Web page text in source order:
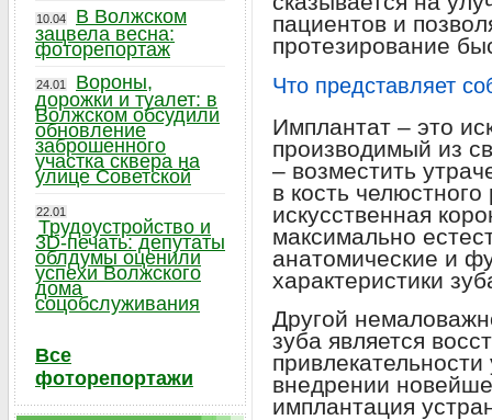
пациентов и
протезирование
Что представляет
Имплантат – это
производимый из
– возместить
в кость
искусственная
максимально
анатомические и
характеристики
Другой
зуба является
внедрении
имплантация
10.04
В Волжском
зацвела весна:
фоторепортаж
24.01
Вороны,
дорожки и туалет: в
Волжском обсудили
обновление
заброшенного
участка сквера на
улице Советской
22.01
Трудоустройство и
3D-печать: депутаты
облдумы оценили
успехи Волжского
дома
соцобслуживания
Все
фоторепортажи